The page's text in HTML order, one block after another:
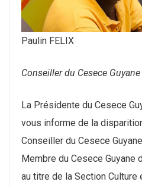
Paulin FELIX
Conseiller du Cesece Guyane
La Présidente du Cesece
vous informe de la
Conseiller du Cesece
Membre du Cesece Guyane
au titre de la Section Culture